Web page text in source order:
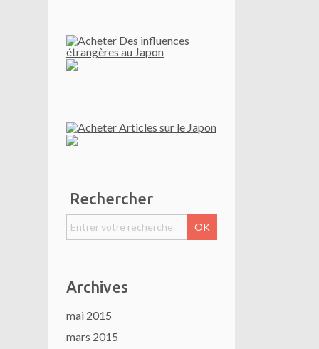
Rechercher
Archives
mai 2015
mars 2015